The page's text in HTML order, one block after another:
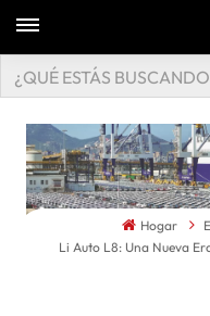
Hogar
Li Auto L8: Una Nueva